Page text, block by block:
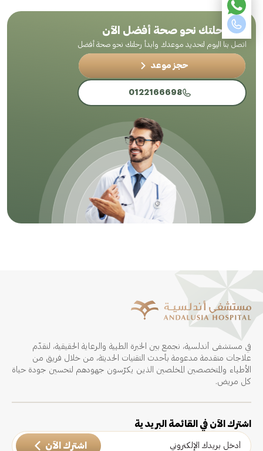
ابدأ رحلتك نحو صحة أفضل الآن
اتصل بنا اليوم لتحديد موعدك وابدأ رحلتك نحو صحة أفضل
حجز موعد
0122166698
في مستشفى أندلسية، نجمع بين الخبرة الطبية والرعاية الحقيقية، لنقدّم
علاجات متقدمة مدعومة بأحدث التقنيات الحديثة، من خلال فريق من
الأطباء والمتخصصين المخلصين الذين يكرّسون جهودهم لتحسين جودة حياة
كل مريض.
اشترك الآن في القائمة البريدية
اشترك الآن